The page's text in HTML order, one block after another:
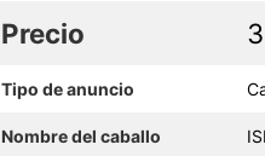
Precio
Tipo de anuncio
Nombre del caballo